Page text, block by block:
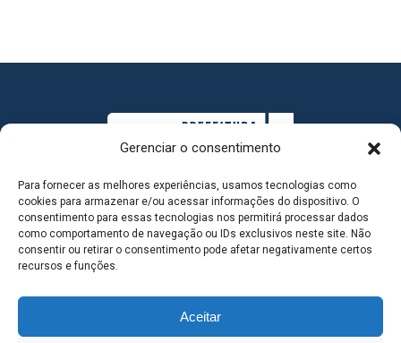
Gerenciar o consentimento
Para fornecer as melhores experiências, usamos tecnologias como
cookies para armazenar e/ou acessar informações do dispositivo. O
consentimento para essas tecnologias nos permitirá processar dados
como comportamento de navegação ou IDs exclusivos neste site. Não
consentir ou retirar o consentimento pode afetar negativamente certos
recursos e funções.
Aceitar
MAPA DO SITE